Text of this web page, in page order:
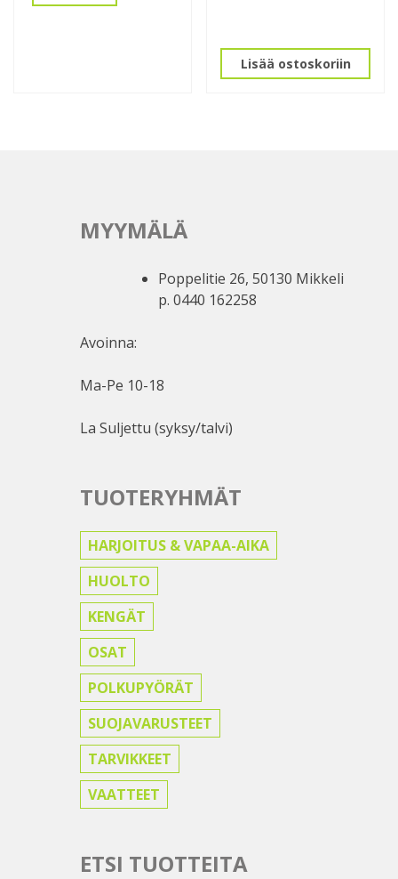
Lisää ostoskoriin
MYYMÄLÄ
Poppelitie 26, 50130 Mikkeli
p. 0440 162258
Avoinna:
Ma-Pe 10-18
La Suljettu (syksy/talvi)
TUOTERYHMÄT
HARJOITUS & VAPAA-AIKA
HUOLTO
KENGÄT
OSAT
POLKUPYÖRÄT
SUOJAVARUSTEET
TARVIKKEET
VAATTEET
ETSI TUOTTEITA